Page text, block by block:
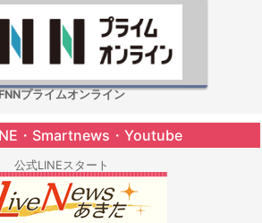
FNNプライムオンライン
・Smartnews・Youtube
公式LINEスタート